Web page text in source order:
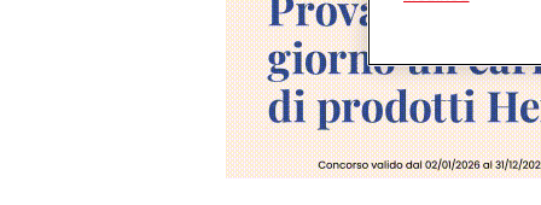
terzi, conservare
identificati) su
misurare e
Puoi trovare
collegata nel piè di
qualsiasi momento